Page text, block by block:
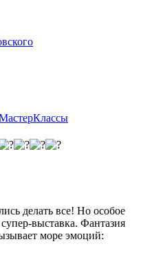
делать все! Но особое
выставка. Фантазия
море эмоций: